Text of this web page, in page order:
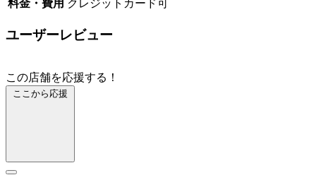
料金・費用 クレジットカード可
ユーザーレビュー
この店舗を応援する！
ここから応援